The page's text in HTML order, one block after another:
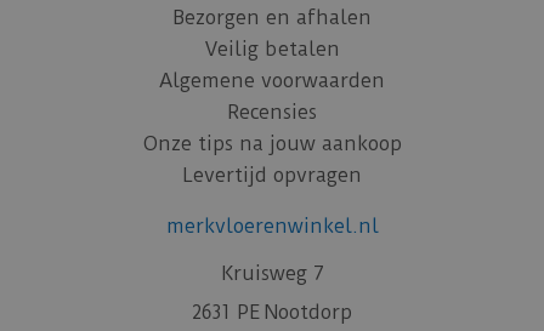
Bezorgen en afhalen
Veilig betalen
Algemene voorwaarden
Recensies
Onze tips na jouw aankoop
Levertijd opvragen
merkvloerenwinkel.nl
Kruisweg 7
2631 PE Nootdorp